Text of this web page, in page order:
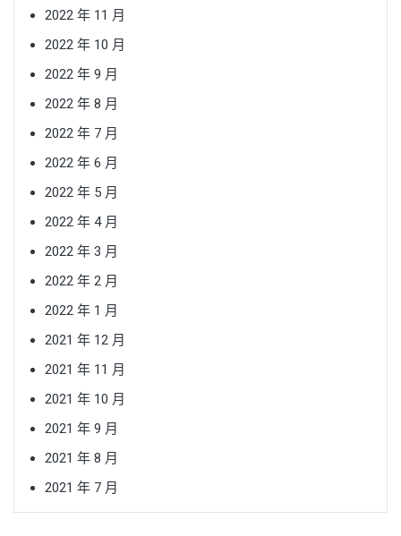
2022 年 11 月
2022 年 10 月
2022 年 9 月
2022 年 8 月
2022 年 7 月
2022 年 6 月
2022 年 5 月
2022 年 4 月
2022 年 3 月
2022 年 2 月
2022 年 1 月
2021 年 12 月
2021 年 11 月
2021 年 10 月
2021 年 9 月
2021 年 8 月
2021 年 7 月